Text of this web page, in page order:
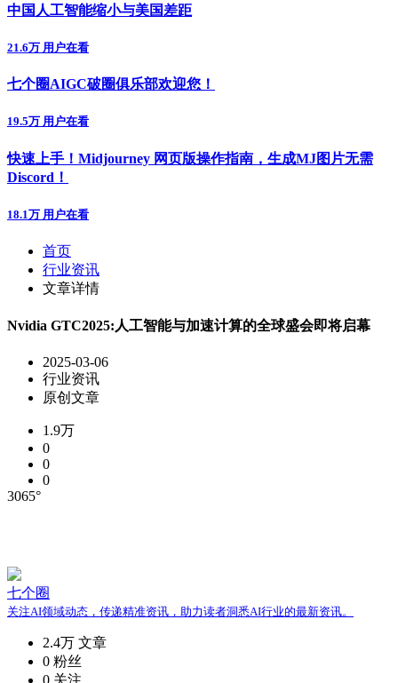
中国人工智能缩小与美国差距
21.6万 用户在看
七个圈AIGC破圈俱乐部欢迎您！
19.5万 用户在看
快速上手！Midjourney 网页版操作指南，生成MJ图片无需
Discord！
18.1万 用户在看
首页
行业资讯
文章详情
Nvidia GTC2025:人工智能与加速计算的全球盛会即将启幕
2025-03-06
行业资讯
原创文章
1.9万
0
0
0
3065°
七个圈
关注AI领域动态，传递精准资讯，助力读者洞悉AI行业的最新资讯。
2.4万 文章
0 粉丝